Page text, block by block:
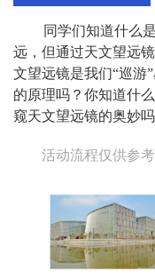
同学们知道什么
远，但通过天文望远
文望远镜是我们“巡游
的原理吗？你知道什
窥天文望远镜的奥妙吗
活动流程仅供参